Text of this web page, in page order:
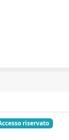
riservato